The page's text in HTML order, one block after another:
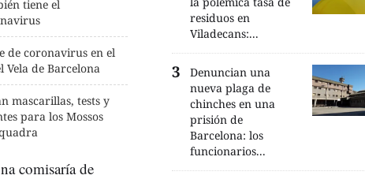
tiene el
de coronavirus en el
Vela de Barcelona
mascarillas, tests y
para los Mossos
comisaría de
residuos en
Viladecans:...
Denuncian una
nueva plaga de
chinches en una
prisión de
Barcelona: los
funcionarios...